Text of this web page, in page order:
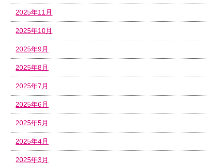
2025年11月
2025年10月
2025年9月
2025年8月
2025年7月
2025年6月
2025年5月
2025年4月
2025年3月